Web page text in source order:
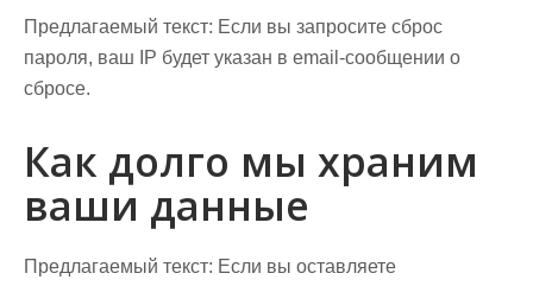
Предлагаемый текст: Если вы запросите сброс
пароля, ваш IP будет указан в email-сообщении о
сбросе.
Как долго мы храним
ваши данные
Предлагаемый текст: Если вы оставляете